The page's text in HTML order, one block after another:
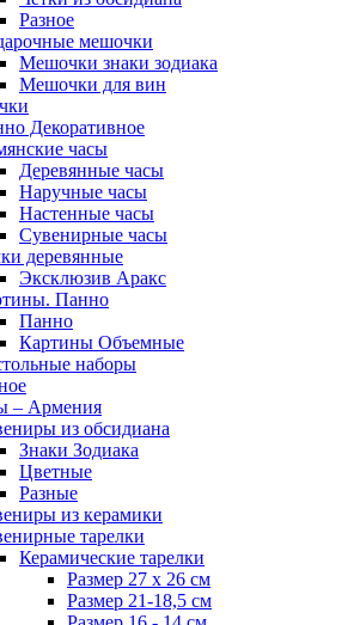
Разное
мешочки
Мешочки знаки зодиака
Мешочки для вин
Декоративное
часы
Деревянные часы
Наручные часы
Настенные часы
Сувенирные часы
деревянные
Эксклюзив Аракс
Панно
Панно
Картины Объемные
наборы
– Армения
из обсидиана
Знаки Зодиака
Цветные
Разные
из керамики
тарелки
Керамические тарелки
Размер 27 х 26 см
Размер 21-18,5 см